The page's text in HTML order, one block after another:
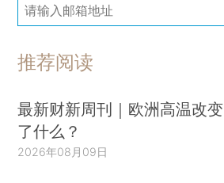
推荐阅读
最新财新周刊｜欧洲高温改变
了什么？
2026年08月09日